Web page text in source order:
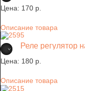
Цена: 170 p.
Описание товара
Реле регулятор
Цена: 180 p.
Описание товара